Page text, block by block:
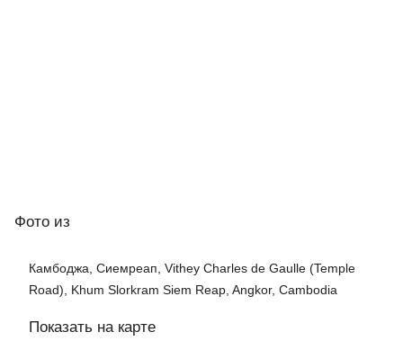
Фото из
Камбоджа, Сиемреап, Vithey Charles de Gaulle (Temple
Road), Khum Slorkram Siem Reap, Angkor, Cambodia
Показать на карте